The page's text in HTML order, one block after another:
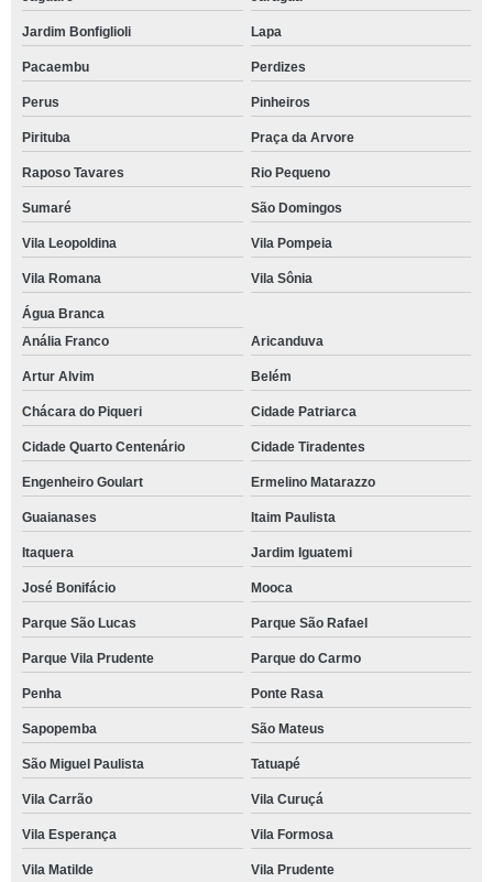
Jardim Bonfiglioli Lapa
Pacaembu Perdizes
Perus Pinheiros
Pirituba Praça da Arvore
Raposo Tavares Rio Pequeno
Sumaré São Domingos
Vila Leopoldina Vila Pompeia
Vila Romana Vila Sônia
Água Branca
Anália Franco
Aricanduva
Artur Alvim Belém
Chácara do Piqueri Cidade Patriarca
Cidade Quarto Centenário Cidade Tiradentes
Engenheiro Goulart Ermelino Matarazzo
Guaianases Itaim Paulista
Itaquera Jardim Iguatemi
José Bonifácio Mooca
Parque São Lucas Parque São Rafael
Parque Vila Prudente Parque do Carmo
Penha Ponte Rasa
Sapopemba São Mateus
São Miguel Paulista Tatuapé
Vila Carrão Vila Curuçá
Vila Esperança Vila Formosa
Vila Matilde Vila Prudente